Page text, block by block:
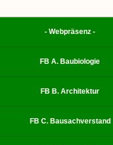
- Webpräsenz -
FB A. Baubiologie
FB B. Architektur
FB C. Bausachverstand